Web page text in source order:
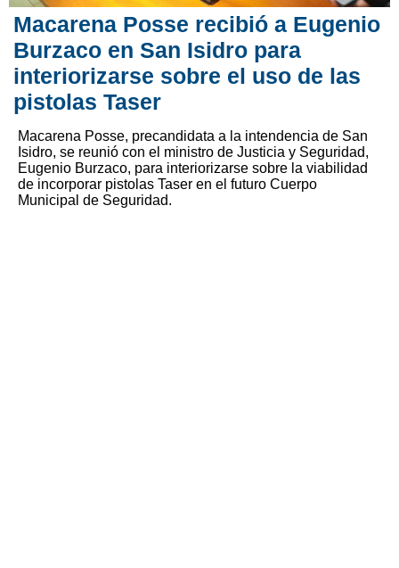
Macarena Posse recibió a Eugenio
Burzaco en San Isidro para
interiorizarse sobre el uso de las
pistolas Taser
Macarena Posse, precandidata a la intendencia de San
Isidro, se reunió con el ministro de Justicia y Seguridad,
Eugenio Burzaco, para interiorizarse sobre la viabilidad
de incorporar pistolas Taser en el futuro Cuerpo
Municipal de Seguridad.